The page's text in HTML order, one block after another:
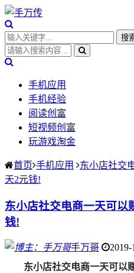
手机应用
手机经验
阅读创富
短视频创富
玩游戏淘金
首页 手机应用
东小店社交
天2元钱!
东小店社交电商一天可以
钱!
手万哥 2019-
东小店社交电商一天可以